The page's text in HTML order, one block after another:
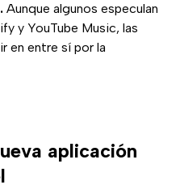
Aunque algunos especulan
y YouTube Music, las
en entre sí por la
aplicación